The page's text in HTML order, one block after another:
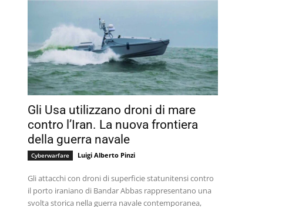
Gli Usa utilizzano droni di mare
contro l’Iran. La nuova frontiera
della guerra navale
Cyberwarfare Luigi Alberto Pinzi
Gli attacchi con droni di superficie statunitensi contro
il porto iraniano di Bandar Abbas rappresentano una
svolta storica nella guerra navale contemporanea,